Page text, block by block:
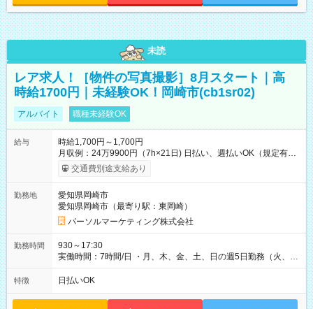
未読
レア求人！［物件の写真撮影］8月スタート｜高
時給1700円｜未経験OK！岡崎市(cb1sr02)
アルバイト 職種未経験OK
給与
時給1,700円～1,700円
月収例：24万9900円（7h×21日) 日払い、週払いOK（規定有
り） 【試用期間】試用期間なし
交通費別途支給あり
勤務地
愛知県岡崎市
愛知県岡崎市（最寄り駅：東岡崎）
パーソルマーケティング株式会社
勤務時間
930～17:30
実働時間：7時間/日 ・月、木、金、土、日の週5日勤務（火、水
は固定休です／夏季、年末年始等、長期休暇有り！） ・ワンシ
フト！ 残業ほぼナシ（0～5h/月）
特徴 日払いOK